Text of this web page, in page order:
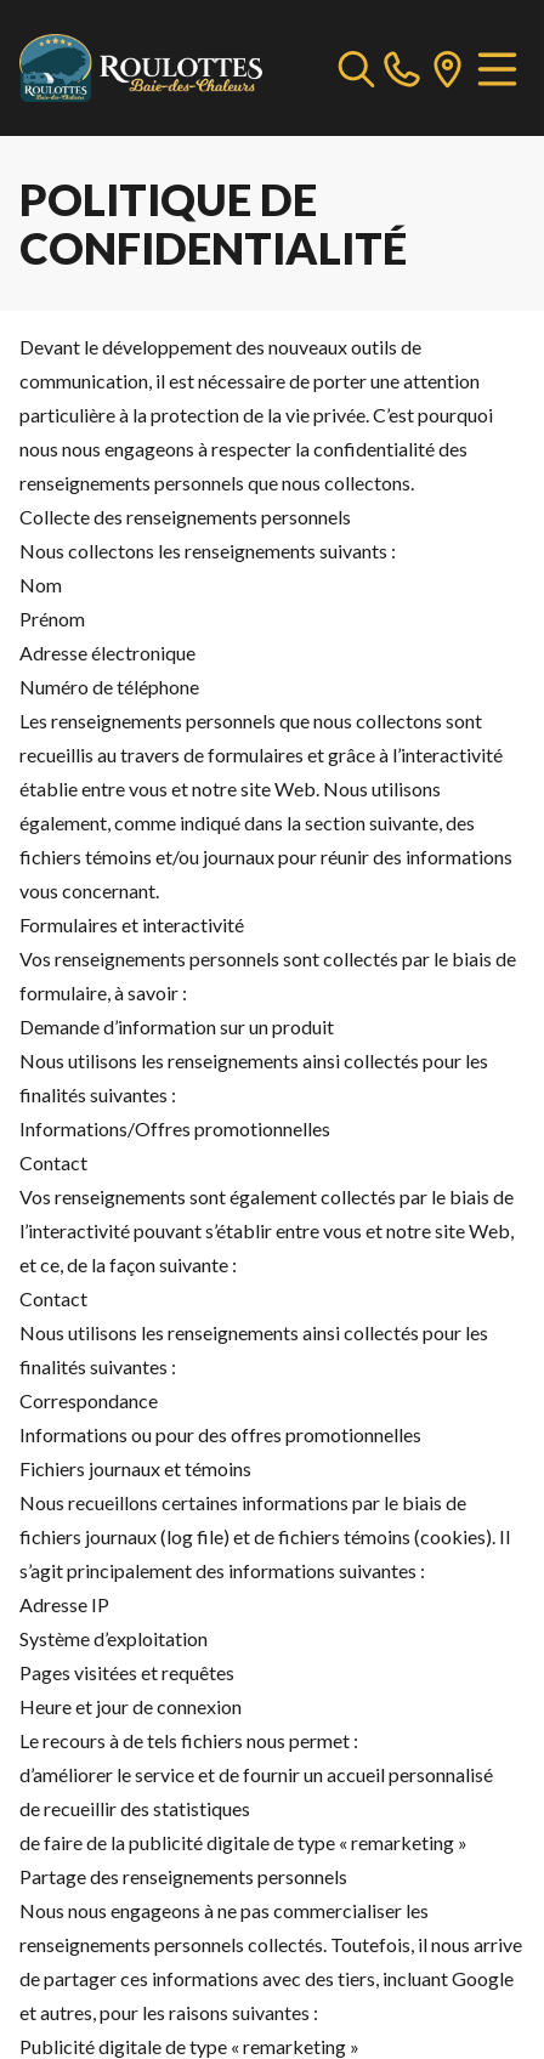
POLITIQUE DE
CONFIDENTIALITÉ
Devant le développement des nouveaux outils de
communication, il est nécessaire de porter une attention
particulière à la protection de la vie privée. C’est pourquoi
nous nous engageons à respecter la confidentialité des
renseignements personnels que nous collectons.
Collecte des renseignements personnels
Nous collectons les renseignements suivants :
Nom
Prénom
Adresse électronique
Numéro de téléphone
Les renseignements personnels que nous collectons sont
recueillis au travers de formulaires et grâce à l’interactivité
établie entre vous et notre site Web. Nous utilisons
également, comme indiqué dans la section suivante, des
fichiers témoins et/ou journaux pour réunir des informations
vous concernant.
Formulaires et interactivité
Vos renseignements personnels sont collectés par le biais de
formulaire, à savoir :
Demande d’information sur un produit
Nous utilisons les renseignements ainsi collectés pour les
finalités suivantes :
Informations/Offres promotionnelles
Contact
Vos renseignements sont également collectés par le biais de
l’interactivité pouvant s’établir entre vous et notre site Web,
et ce, de la façon suivante :
Contact
Nous utilisons les renseignements ainsi collectés pour les
finalités suivantes :
Correspondance
Informations ou pour des offres promotionnelles
Fichiers journaux et témoins
Nous recueillons certaines informations par le biais de
fichiers journaux (log file) et de fichiers témoins (cookies). Il
s’agit principalement des informations suivantes :
Adresse IP
Système d’exploitation
Pages visitées et requêtes
Heure et jour de connexion
Le recours à de tels fichiers nous permet :
d’améliorer le service et de fournir un accueil personnalisé
de recueillir des statistiques
de faire de la publicité digitale de type « remarketing »
Partage des renseignements personnels
Nous nous engageons à ne pas commercialiser les
renseignements personnels collectés. Toutefois, il nous arrive
de partager ces informations avec des tiers, incluant Google
et autres, pour les raisons suivantes :
Publicité digitale de type « remarketing »